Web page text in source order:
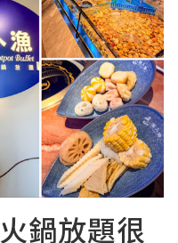
鍋放題很